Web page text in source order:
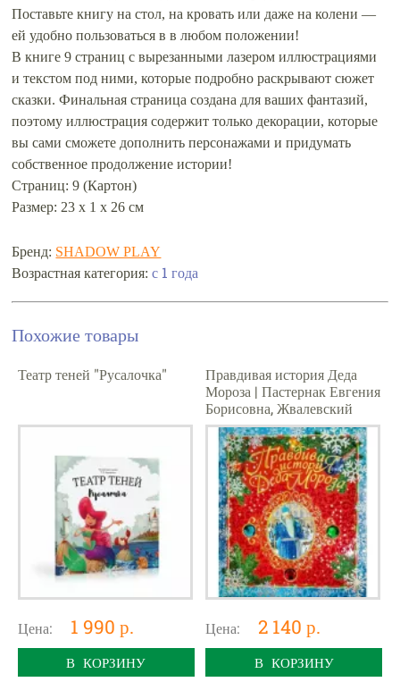
Поставьте книгу на стол, на кровать или даже на колени —
ей удобно пользоваться в в любом положении!
В книге 9 страниц с вырезанными лазером иллюстрациями
и текстом под ними, которые подробно раскрывают сюжет
сказки. Финальная страница создана для ваших фантазий,
поэтому иллюстрация содержит только декорации, которые
вы сами сможете дополнить персонажами и придумать
собственное продолжение истории!
Страниц: 9 (Картон)
Размер: 23 х 1 х 26 см
Бренд: SHADOW PLAY
Возрастная категория:с 1 года
Похожие товары
Театр теней "Русалочка"
Цена: 1 990 р.
В КОРЗИНУ
Правдивая история Деда
Мороза | Пастернак Евгения
Борисовна, Жвалевский
Андрей Валентинович
Цена: 2 140 р.
В КОРЗИНУ